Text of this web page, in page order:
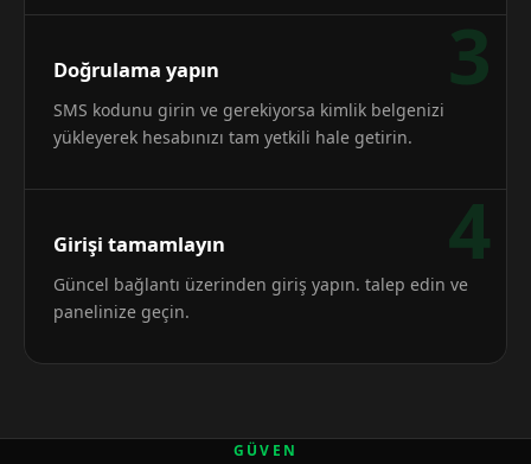
3
Doğrulama yapın
SMS kodunu girin ve gerekiyorsa kimlik belgenizi
yükleyerek hesabınızı tam yetkili hale getirin.
4
Girişi tamamlayın
Güncel bağlantı üzerinden giriş yapın. talep edin ve
panelinize geçin.
GÜVEN